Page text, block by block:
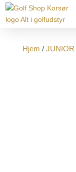
Hjem / JUNIOR